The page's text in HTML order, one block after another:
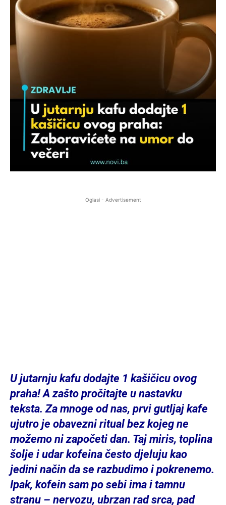
Oglasi - Advertisement
U jutarnju kafu dodajte 1 kašičicu ovog
praha! A zašto pročitajte u nastavku
teksta. Za mnoge od nas, prvi gutljaj kafe
ujutro je obavezni ritual bez kojeg ne
možemo ni započeti dan. Taj miris, toplina
šolje i udar kofeina često djeluju kao
jedini način da se razbudimo i pokrenemo.
Ipak, kofein sam po sebi ima i tamnu
stranu – nervozu, ubrzan rad srca, pad